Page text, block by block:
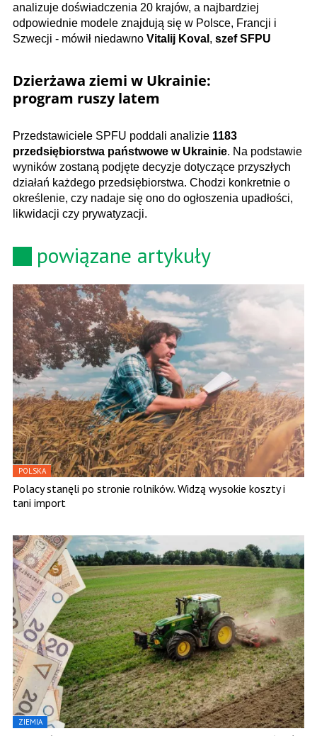
analizuje doświadczenia 20 krajów, a najbardziej
odpowiednie modele znajdują się w Polsce, Francji i
Szwecji - mówił niedawno Vitalij Koval , szef SFPU
Dzierżawa ziemi w Ukrainie:
program ruszy latem
Przedstawiciele SPFU poddali analizie 1183
przedsiębiorstwa państwowe w Ukrainie. Na podstawie
wyników zostaną podjęte decyzje dotyczące przyszłych
działań każdego przedsiębiorstwa. Chodzi konkretnie o
określenie, czy nadaje się ono do ogłoszenia upadłości,
likwidacji czy prywatyzacji.
powiązane artykuły
POLSKA
Polacy stanęli po stronie rolników. Widzą wysokie koszty i
tani import
ZIEMIA